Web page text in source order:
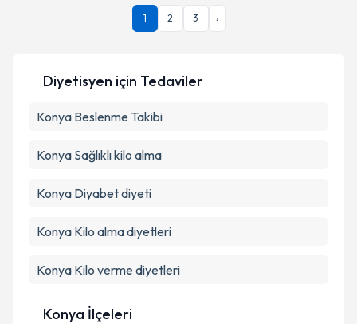
Dyt. Merve Küçükdağiçin randevu takvimi talebi
oluşturun. Size bu uzmandan randevu almanız için bir
Kişisel verilerimin işlenmesine ilişkin
Metni
Takvim Talebini Gönder
1 2 3 ›
Diyetisyen için Tedaviler
Konya Beslenme Takibi
Konya Sağlıklı kilo alma
Konya Diyabet diyeti
Konya Kilo alma diyetleri
Konya Kilo verme diyetleri
Konya İlçeleri